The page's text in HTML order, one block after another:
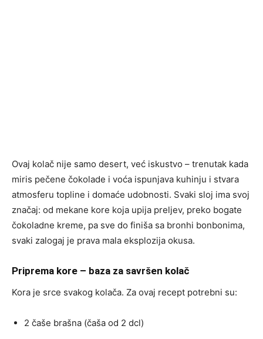
Ovaj kolač nije samo desert, već iskustvo – trenutak kada
miris pečene čokolade i voća ispunjava kuhinju i stvara
atmosferu topline i domaće udobnosti. Svaki sloj ima svoj
značaj: od mekane kore koja upija preljev, preko bogate
čokoladne kreme, pa sve do finiša sa bronhi bonbonima,
svaki zalogaj je prava mala eksplozija okusa.
Priprema kore – baza za savršen kolač
Kora je srce svakog kolača. Za ovaj recept potrebni su:
2 čaše brašna (čaša od 2 dcl)